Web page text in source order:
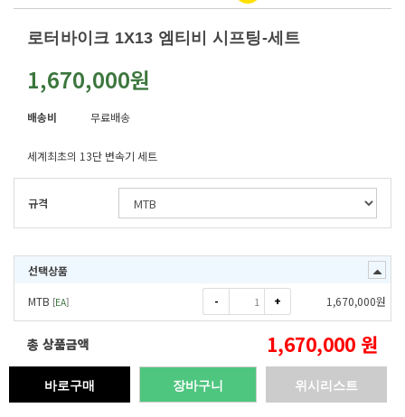
로터바이크 1X13 엠티비 시프팅-세트
1,670,000원
배송비 무료배송
세계최초의 13단 변속기 세트
규격
선택상품
MTB [EA] - + 1,670,000원
총 상품금액 1,670,000 원
바로구매 장바구니 위시리스트